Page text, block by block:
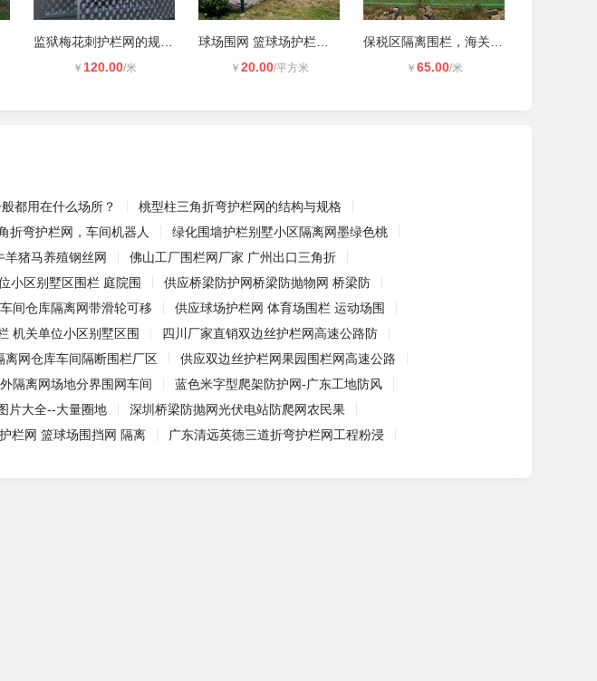
￥ 120.00/米 ￥ 20.00/平方米 ￥ 65.00/米
都用在什么场所？
桃型柱三角折弯护栏网的结构与规格
折弯护栏网，车间机器人
绿化围墙护栏别墅小区隔离网墨绿色桃
猪马养殖钢丝网
佛山工厂围栏网厂家 广州出口三角折
小区别墅区围栏 庭院围
供应桥梁防护网桥梁防抛物网 桥梁防
间仓库隔离网带滑轮可移
供应球场护栏网 体育场围栏 运动场围
机关单位小区别墅区围
四川厂家直销双边丝护栏网高速公路防
离网仓库车间隔断围栏厂区
供应双边丝护栏网果园围栏网高速公路
隔离网场地分界围网车间
蓝色米字型爬架防护网-广东工地防风
片大全--大量圈地
深圳桥梁防抛网光伏电站防爬网农民果
栏网 篮球场围挡网 隔离 广东清远英德三道折弯护栏网工程粉浸